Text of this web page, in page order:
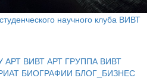
научного клуба ВИВТ
АРТ ВИВТ АРТ ГРУППА ВИВТ
БИОГРАФИИ БЛОГ_БИЗНЕС